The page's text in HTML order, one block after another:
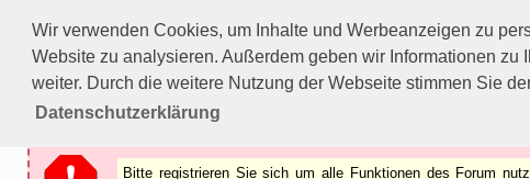
Wir verwenden Cookies, um Inhalte und Werbeanzeigen zu
Website zu analysieren. Außerdem geben wir Informationen
weiter. Durch die weitere Nutzung der Webseite stimmen Sie
Datenschutzerklärung
Bitte registrieren Sie sich um alle Funktionen des Forums nutzen
Als Gast können Sie z.B.keine Bilderbetrachten.
Registrieren
Schliessen
Bitte registrieren Sie sich um alle Funktionen des Forum